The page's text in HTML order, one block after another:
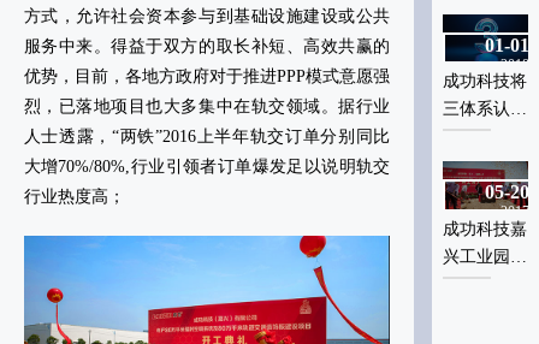
方式，允许社会资本参与到基础设施建设或公共
服务中来。得益于双方的取长补短、高效共赢的
优势，目前，各地方政府对于推进PPP模式意愿强
烈，已落地项目也大多集中在轨交领域。据行业
人士透露，“两铁”2016上半年轨交订单分别同比
大增70%/80%,行业引领者订单爆发足以说明轨交
行业热度高；
业”认定 科
技创新实力
再获认可
成功科技将
三体系认证
的认识与落
地务实举措
业”认定 科
技创新实力
再获认可
01-01
2018
成功科技将
三体系认证
的认识与落
地务实举措
推向行业新
高度
05-20
2017
成功科技嘉
兴工业园盛
大开工奠基